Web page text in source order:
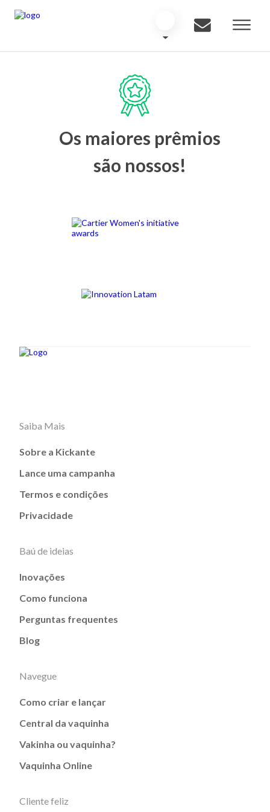
Os maiores prêmios
são nossos!
Saiba Mais
Sobre a Kickante
Lance uma campanha
Termos e condições
Privacidade
Baú de ideias
Inovações
Como funciona
Perguntas frequentes
Blog
Navegue
Como criar e lançar
Central da vaquinha
Vakinha ou vaquinha?
Vaquinha Online
Cliente feliz